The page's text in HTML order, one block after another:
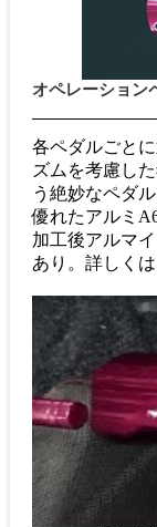
オペレーション
各ペダルごと
ズムを考慮し
う絶妙なペダ
優れたアルミ
加工後アルマ
あり。詳しくは